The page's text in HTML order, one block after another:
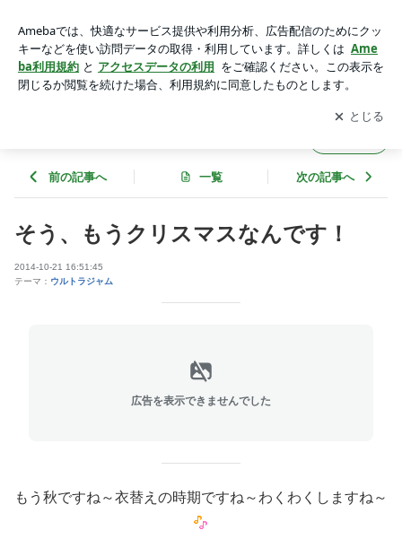
アプリをダウンロードして ブログの更新通知
を受け取りまし
ょう。
開く
前の記事へ 一覧 次の記事へ
そう、もうクリスマスなんです！
2014-10-21 16:51:45
テーマ： ウルトラジャム
広告を表示できませんでした
もう秋ですね～衣替えの時期ですね～わくわくしますね～